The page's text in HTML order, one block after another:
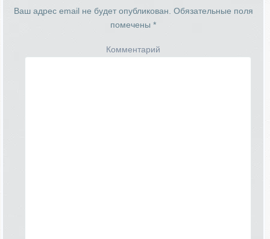
Ваш адрес email не будет опубликован. Обязательные поля
помечены *
Комментарий